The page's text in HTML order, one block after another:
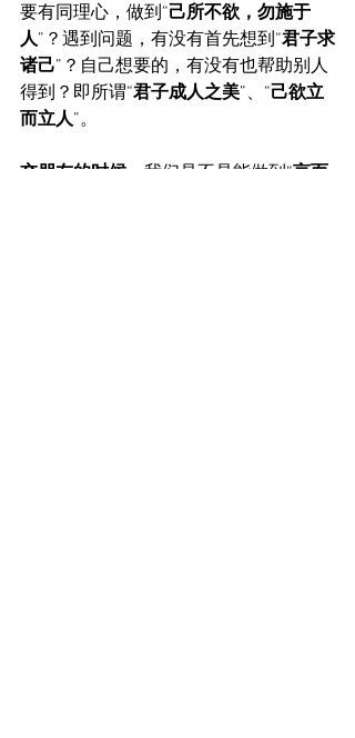
要有同理心，做到“己所不欲，勿施于
人”？遇到问题，有没有首先想到“君子求
诸己”？自己想要的，有没有也帮助别人
得到？即所谓“君子成人之美”、“己欲立
而立人”。
交朋友的时候 ，我们是不是能做到“言而